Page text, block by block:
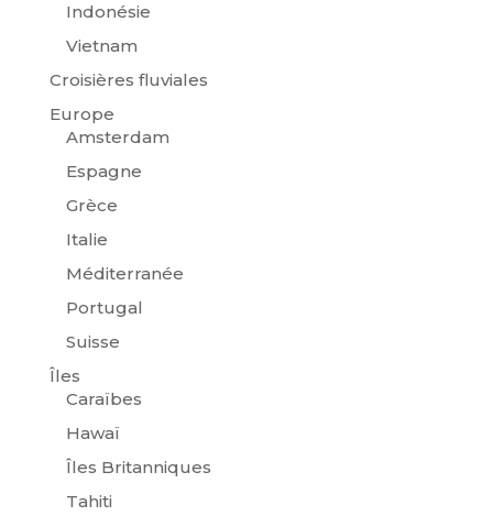
Indonésie
Vietnam
Croisières fluviales
Europe
Amsterdam
Espagne
Grèce
Italie
Méditerranée
Portugal
Suisse
Îles
Caraïbes
Hawaï
Îles Britanniques
Tahiti